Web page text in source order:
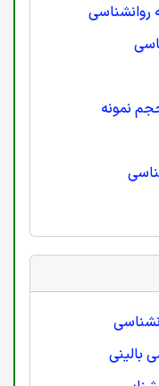
روانشناسی
نمونه
بالینی